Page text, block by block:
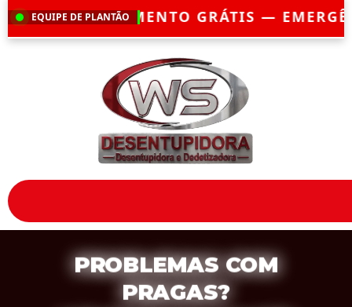
EQUIPE DE PLANTÃO
GRÁTIS — EMERGÊNCIA?CHEGAMOS
PROBLEMAS COM
PRAGAS?